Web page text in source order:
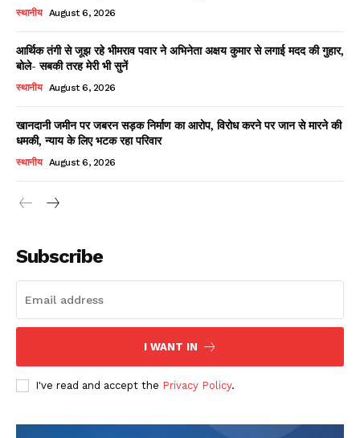
स्थानीय August 6, 2026
आर्थिक तंगी से जूझ रहे भीमराव पवार ने अभिनेता अक्षय कुमार से लगाई मदद की गुहार,
बोले- सबकी तरह मेरी भी सुनें
स्थानीय August 6, 2026
खानदानी जमीन पर जबरन सड़क निर्माण का आरोप, विरोध करने पर जान से मारने की
धमकी, न्याय के लिए भटक रहा परिवार
स्थानीय August 6, 2026
Subscribe
I WANT IN
I've read and accept the Privacy Policy.